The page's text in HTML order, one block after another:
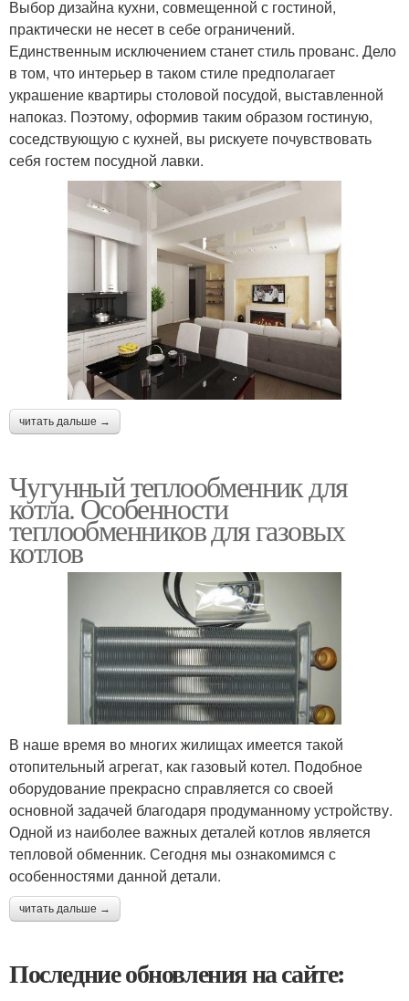
Выбор дизайна кухни, совмещенной с гостиной,
практически не несет в себе ограничений.
Единственным исключением станет стиль прованс. Дело
в том, что интерьер в таком стиле предполагает
украшение квартиры столовой посудой, выставленной
напоказ. Поэтому, оформив таким образом гостиную,
соседствующую с кухней, вы рискуете почувствовать
себя гостем посудной лавки.
читать дальше →
Чугунный теплообменник для
котла. Особенности
теплообменников для газовых
котлов
В наше время во многих жилищах имеется такой
отопительный агрегат, как газовый котел. Подобное
оборудование прекрасно справляется со своей
основной задачей благодаря продуманному устройству.
Одной из наиболее важных деталей котлов является
тепловой обменник. Сегодня мы ознакомимся с
особенностями данной детали.
читать дальше →
Последние обновления на сайте: